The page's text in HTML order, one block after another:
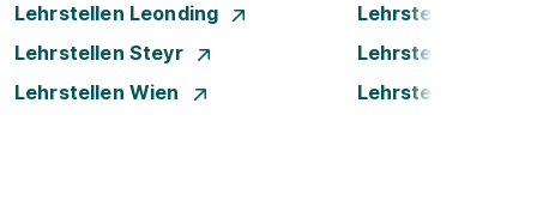
Lehrstellen Leonding
Lehrstellen Linz
Lehrstellen Steyr
Lehrstellen Traun
Lehrstellen Wien
Lehrstellen